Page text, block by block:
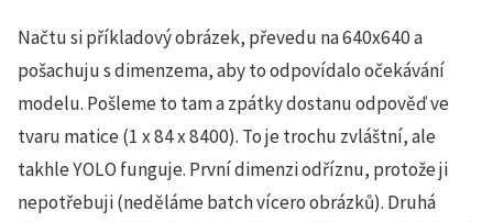
Načtu si příkladový obrázek, převedu na 640x640 a
pošachuju s dimenzema, aby to odpovídalo očekávání
modelu. Pošleme to tam a zpátky dostanu odpověď ve
tvaru matice (1 x 84 x 8400). To je trochu zvláštní, ale
takhle YOLO funguje. První dimenzi odříznu, protože ji
nepotřebuji (neděláme batch vícero obrázků). Druhá